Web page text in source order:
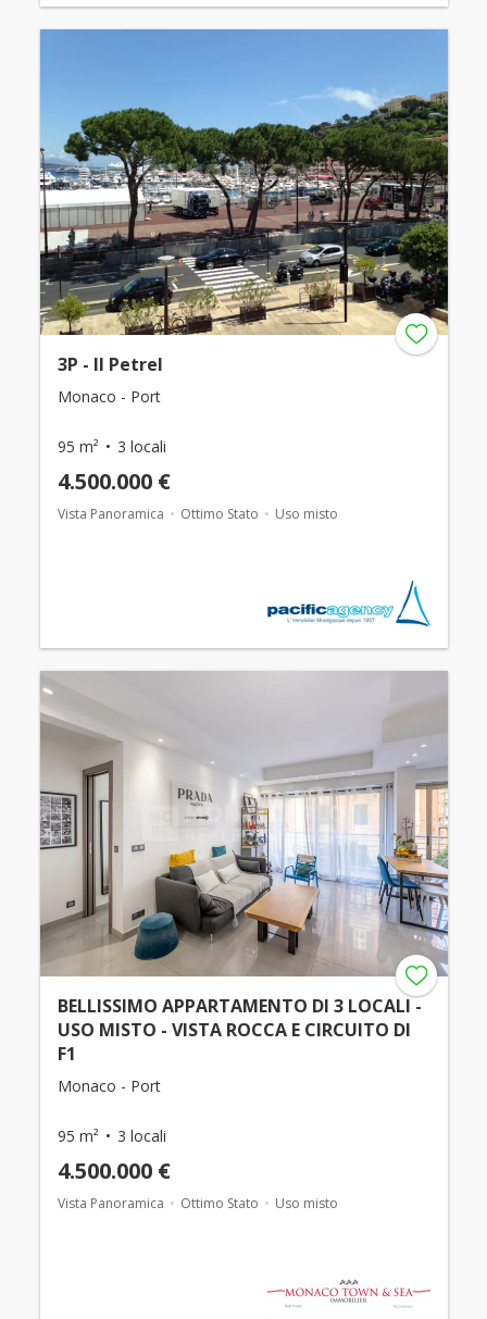
3P - Il Petrel
Monaco - Port
95 m² 3 locali
4.500.000 €
Vista Panoramica Ottimo Stato Uso misto
BELLISSIMO APPARTAMENTO DI 3 LOCALI -
USO MISTO - VISTA ROCCA E CIRCUITO DI
F1
Monaco - Port
95 m² 3 locali
4.500.000 €
Vista Panoramica Ottimo Stato Uso misto